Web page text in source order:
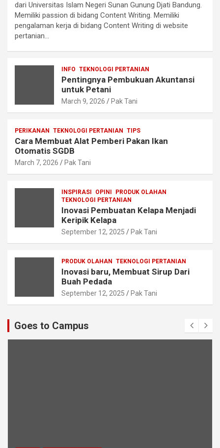
dari Universitas Islam Negeri Sunan Gunung Djati Bandung.
Memiliki passion di bidang Content Writing. Memiliki
pengalaman kerja di bidang Content Writing di website
pertanian…
INFO TEKNOLOGI PERTANIAN
Pentingnya Pembukuan Akuntansi
untuk Petani
March 9, 2026 Pak Tani
PERIKANAN TEKNOLOGI PERTANIAN TIPS
Cara Membuat Alat Pemberi Pakan Ikan
Otomatis SGDB
March 7, 2026 Pak Tani
INSPIRASI OPINI
PRODUK OLAHAN
TEKNOLOGI PERTANIAN
Inovasi Pembuatan Kelapa Menjadi
Keripik Kelapa
September 12, 2025 Pak Tani
PRODUK OLAHAN TEKNOLOGI PERTANIAN
Inovasi baru, Membuat Sirup Dari
Buah Pedada
September 12, 2025 Pak Tani
Goes to Campus